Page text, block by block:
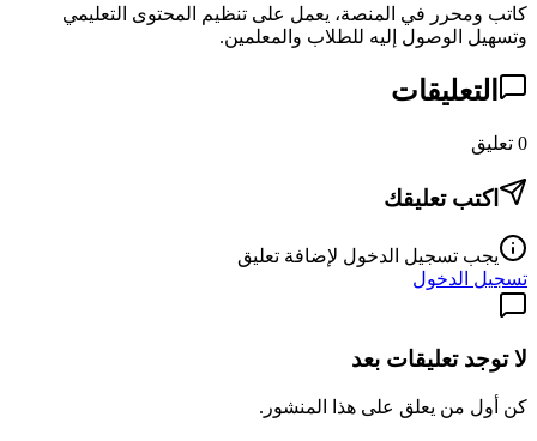
كاتب ومحرر في المنصة، يعمل على تنظيم المحتوى التعليمي
وتسهيل الوصول إليه للطلاب والمعلمين.
التعليقات
0 تعليق
اكتب تعليقك
يجب تسجيل الدخول لإضافة تعليق
تسجيل الدخول
لا توجد تعليقات بعد
كن أول من يعلق على هذا المنشور.